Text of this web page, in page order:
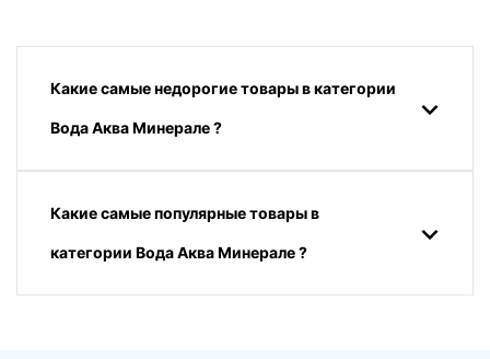
Какие самые недорогие товары в категории
Вода Аква Минерале ?
Какие самые популярные товары в
категории Вода Аква Минерале ?